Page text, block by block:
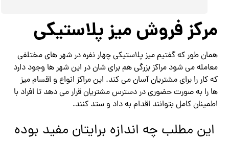
مرکز فروش میز پلاستیکی
همان طور که گفتیم میز پلاستیکی چهار نفره در شهر های مختلفی
معامله می شود مراکز بزرگی هم برای شان در این شهر ها وجود دارد
که کار را برای مشتریان آسان می کند. این مراکز انواع و اقسام میز
ها را به صورت حضوری در دسترس مشتریان قرار می دهد تا افراد با
اطمینان کامل بتوانند اقدام به داد و ستد کنند.
این مطلب چه اندازه برایتان مفید بوده